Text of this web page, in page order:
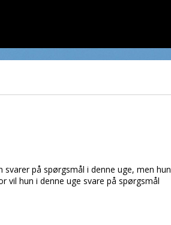
på spørgsmål i denne uge, men hun
hun i denne uge svare på spørgsmål